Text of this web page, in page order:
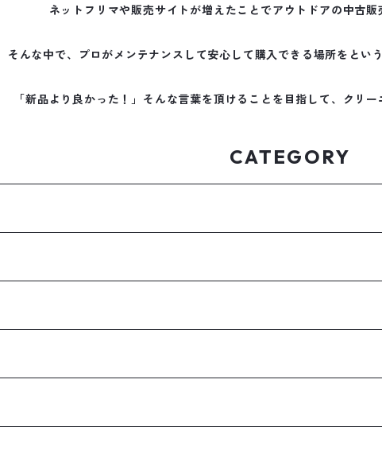
ネットフリマや販売サイトが増えたことでアウトドアの中古販
そんな中で、プロがメンテナンスして安心して購入できる場所をとい
「新品より良かった！」そんな言葉を頂けることを目指して、クリ
CATEGORY